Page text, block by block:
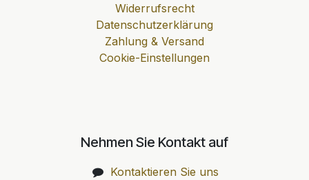
Widerrufsrecht
Datenschutzerklärung
Zahlung & Versand
Cookie-Einstellungen
Nehmen Sie Kontakt auf
Kontaktieren Sie uns